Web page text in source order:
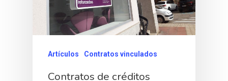
Artículos Contratos vinculados
Contratos de créditos